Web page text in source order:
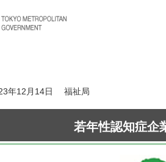
年12月14日 福祉局
若年性認知症企